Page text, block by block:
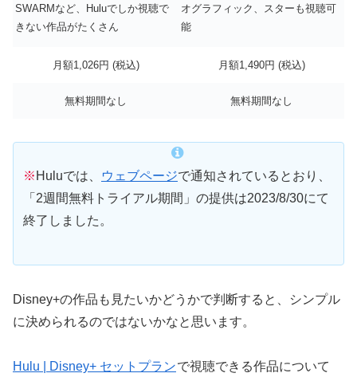
SWARMなど、Huluでしか視聴で
きない作品がたくさん
オグラフィック、スターも視聴可
能
月額1,026円 (税込) 月額1,490円 (税込)
無料期間なし 無料期間なし
※ Huluでは、 ウェブページで通知されているとおり、
「2週間無料トライアル期間」の提供は2023/8/30にて
終了しました。
Disney+の作品も見たいかどうかで判断すると、シンプル
に決められるのではないかなと思います。
Hulu | Disney+ セットプランで視聴できる作品について